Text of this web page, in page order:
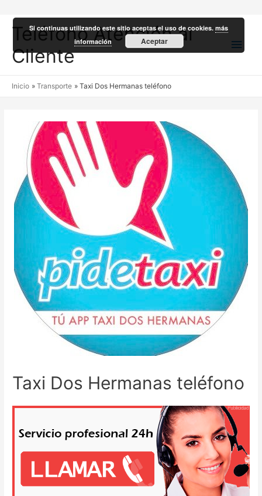
Teléfono Atención al
Cliente
Inicio Transporte Taxi Dos Hermanas teléfono
Taxi Dos Hermanas teléfono
Si continuas utilizando este sitio aceptas el uso de cookies.más
información
Aceptar